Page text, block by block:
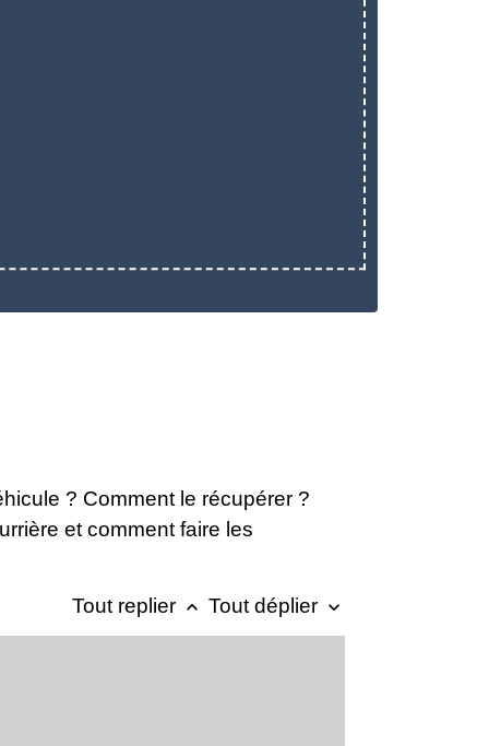
? Comment le récupérer ?
et comment faire les
Tout replier keyboard_arrow_up Tout déplier keyboard_arrow_down